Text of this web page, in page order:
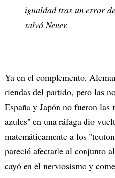
igualdad tras un error
salvó Neuer.
Ya en el complemento,
riendas del partido, pero las
España y Japón no fueron las
azules" en una ráfaga dio
matemáticamente a los
pareció afectarle al conjunto
cayó en el nerviosismo y